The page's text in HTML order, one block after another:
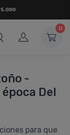
0
-
Del
para que